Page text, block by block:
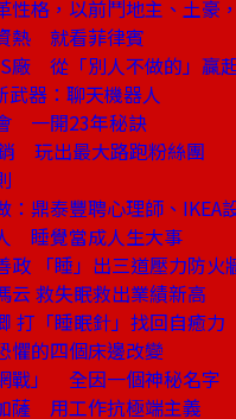
性格，以前鬥地主、土豪
熱 就看菲律賓
廠 從「別人不做的」贏
武器：聊天機器人
一開23年秘訣
玩出最大路跑粉絲團
：鼎泰豐聘心理師、IKEA
睡覺當成人生大事
政 「睡」出三道壓力防火
云 救失眠救出業績新高
打「睡眠針」找回自癒力
懼的四個床邊改變
戰」 全因一個神秘名字
薩 用工作抗極端主義